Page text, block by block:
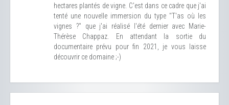
hectares plantés de vigne. C'est dans ce cadre que j'ai
tenté une nouvelle immersion du type "T'as où les
vignes ?" que j'ai réalisé l'été dernier avec Marie-
Thérèse Chappaz. En attendant la sortie du
documentaire prévu pour fin 2021, je vous laisse
découvrir ce domaine ;-)